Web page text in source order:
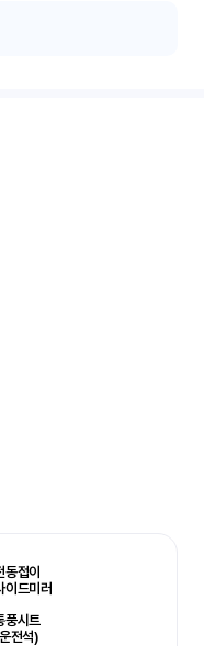
동접이
이드미러
풍시트
전석)